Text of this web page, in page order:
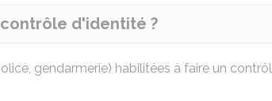
d'identité ?
gendarmerie) habilitées à faire un